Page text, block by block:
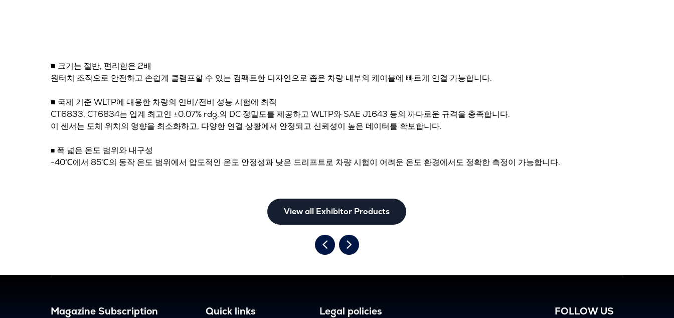
■ 크기는 절반, 편리함은 2배
원터치 조작으로 안전하고 손쉽게 클램프할 수 있는 컴팩트한 디자인으로 좁은 차량 내부의 케이블에 빠르게 연결 가능합니다.
■ 국제 기준 WLTP에 대응한 차량의 연비/전비 성능 시험에 최적
CT6833, CT6834는 업계 최고인 ±0.07% rdg.의 DC 정밀도를 제공하고 WLTP와 SAE J1643 등의 까다로운 규격을 충족합니다.
이 센서는 도체 위치의 영향을 최소화하고, 다양한 연결 상황에서 안정되고 신뢰성이 높은 데이터를 확보합니다.
■ 폭 넓은 온도 범위와 내구성
-40℃에서 85℃의 동작 온도 범위에서 압도적인 온도 안정성과 낮은 드리프트로 차량 시험이 어려운 온도 환경에서도 정확한 측정이 가능합니다.
View all Exhibitor Products
Magazine Subscription Quick links Legal policies FOLLOW US